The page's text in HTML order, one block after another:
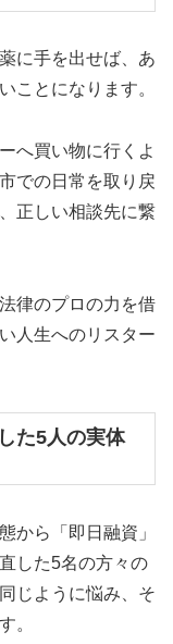
に手を出せば、あ
ことになります。
へ買い物に行くよ
での日常を取り戻
正しい相談先に繋
律のプロの力を借
人生へのリスター
た5人の実体
から「即日融資」
した5名の方々の
じように悩み、そ
。